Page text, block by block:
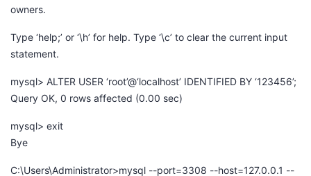
owners.
Type ‘help;’ or ‘\h’ for help. Type ‘\c’ to clear the current input
statement.
mysql> ALTER USER ‘root’@‘localhost’ IDENTIFIED BY ‘123456’;
Query OK, 0 rows affected (0.00 sec)
mysql> exit
Bye
C:\Users\Administrator>mysql --port=3308 --host=127.0.0.1 --